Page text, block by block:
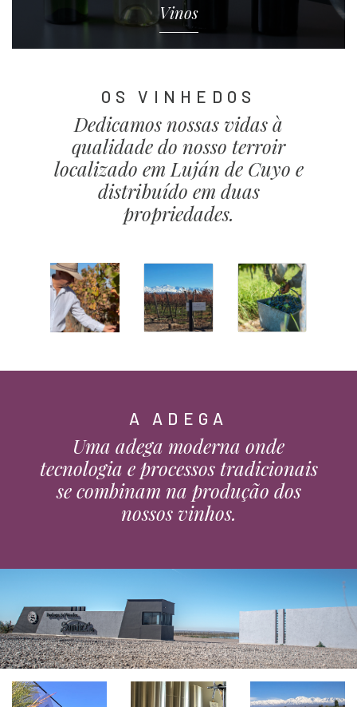
Vinos
OS VINHEDOS
Dedicamos nossas vidas à
qualidade do nosso terroir
localizado em Luján de Cuyo e
distribuído em duas
propriedades.
A ADEGA
Uma adega moderna onde
tecnologia e processos tradicionais
se combinam na produção dos
nossos vinhos.